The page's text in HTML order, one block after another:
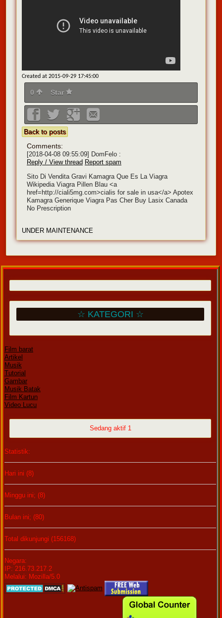
Created at 2015-09-29 17:45:00
0 Star
Back to posts
Comments:
[2018-04-08 09:55:09] DomFelo :
Reply / View thread Report spam
Sito Di Vendita Gravi Kamagra Que Es La Viagra
Wikipedia Viagra Pillen Blau <a
href=http://ciali5mg.com>cialis for sale in usa</a> Apotex
Kamagra Generique Viagra Pas Cher Buy Lasix Canada
No Prescription
UNDER MAINTENANCE
☆ KATEGORI ☆
Film barat
Artikel
Musik
Tutorial
Gambar
Musik Batak
Film Kartun
Video Lucu
Sedang aktif 1
Statistik:
Hari ini (8)
Minggu ini; (8)
Bulan ini; (80)
Total dikunjungi (156168)
Negara:
IP: 216.73.217.2
Melalui: Mozilla/5.0